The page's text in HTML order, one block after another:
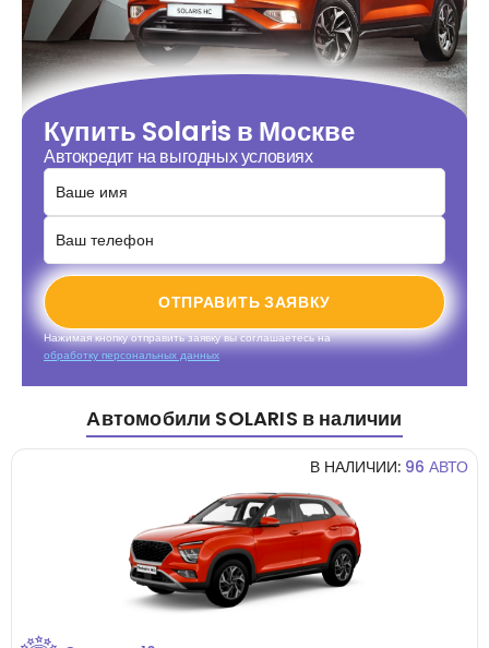
Купить Solaris в Москве
Автокредит на выгодных условиях
ОТПРАВИТЬ ЗАЯВКУ
Нажимая кнопку отправить заявку вы соглашаетесь на
обработку персональных данных
Автомобили SOLARIS в наличии
В НАЛИЧИИ: 96 АВТО